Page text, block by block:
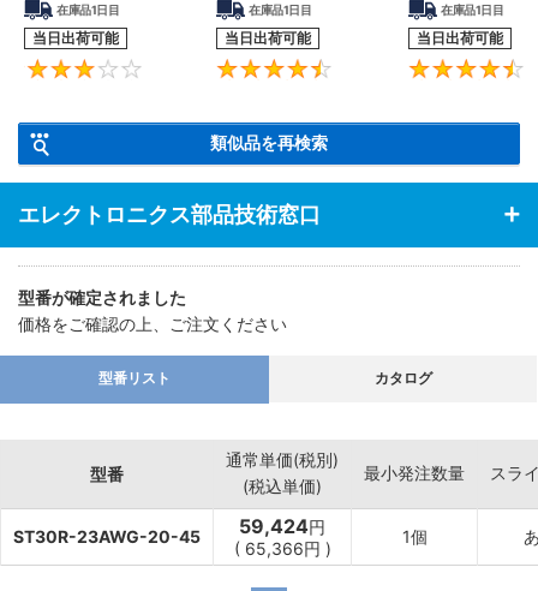
在庫品1日目
当日出荷可能
3
在庫品1日目
当日出荷可能
4.6
在庫品1日目
当日出荷可能
類似品を再検索
エレクトロニクス部品技術窓口
型番が確定されました
価格をご確認の上、ご注文ください
型番リスト カタログ
型番
通常単価(税別)
(税込単価)
最小発注数量 スラ
ST30R-23AWG-20-45 59,424円
( 65,366円 )
1個